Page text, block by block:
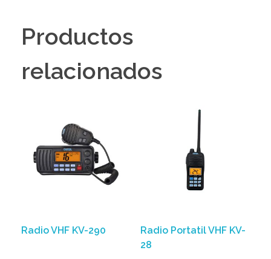
Productos
relacionados
Radio VHF KV-290
Radio Portatil VHF KV-
28